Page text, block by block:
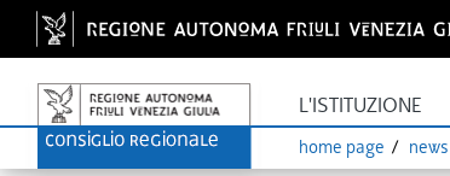
L'ISTITUZIONE
home page news